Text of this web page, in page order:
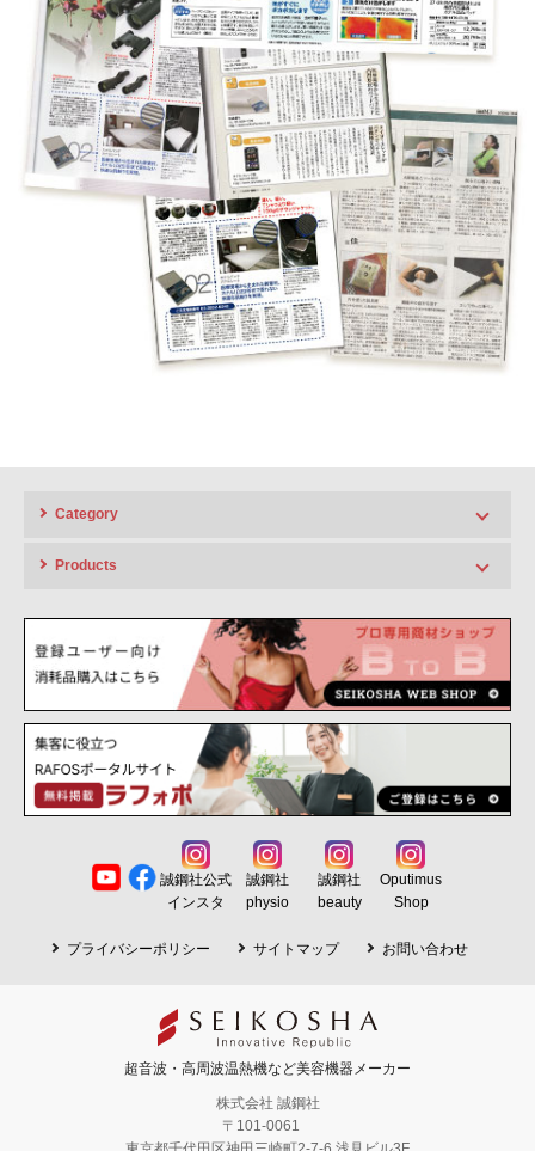
Category
HIGH LINE
APT LINE
ハイクオリティでローコスト、人気セラピーを生み出すアプトシリーズ
PHYSIO LINE
整体・接骨・理学療法士、スポーツ、アスリートで活躍のフィジオシリ
ーズ
HAIR LINE
頭皮・ネックケア。理美容院向け、ネイルサロン、SPAなどリラクゼー
OEM ODM
誠鋼社では様々な機器のOEM、ODMが可能。色、デザイン、ロゴ等貴社
オリジナル機器のOEM製造を承ります
Products
超音波画像診断装置、超音波エコー、ポータブルエコー、超音波計測機
器、測定機器
高周波温熱機器、ラジオ波、RF機器、深部加温機器、温熱機器
Celluma シリーズ
LEDライトセラピー、肌ケア、エイジング、引き締め、頭皮ケア、スポ
ーツケア
FACE・BODY測定器
超音波計測機器、BFIメジャー、体組成計、肌診断機、肌測定、肌チェッ
LED・美容プラズマ
高密度超音波、ベビーリフティング、クレンジング、フェイシャル美容
引き締め、肌ケア、RFバキューム、温熱バキューム
誠鋼社公式
インスタ
誠鋼社
physio
誠鋼社
beauty
Oputimus
Shop
プライバシーポリシー サイトマップ お問い合わせ
超音波・高周波温熱機など美容機器メーカー
株式会社 誠鋼社
〒101-0061